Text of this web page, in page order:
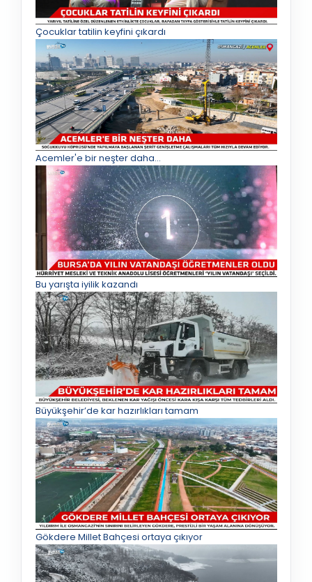
Çocuklar tatilin keyfini çıkardı
Acemler'e bir neşter daha...
Bu yarışta iyilik kazandı
Büyükşehir’de kar hazırlıkları tamam
Gökdere Millet Bahçesi ortaya çıkıyor